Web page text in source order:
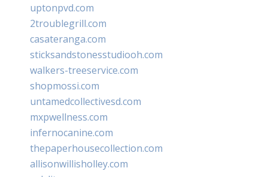
uptonpvd.com
2troublegrill.com
casateranga.com
sticksandstonesstudiooh.com
walkers-treeservice.com
shopmossi.com
untamedcollectivesd.com
mxpwellness.com
infernocanine.com
thepaperhousecollection.com
allisonwillisholley.com